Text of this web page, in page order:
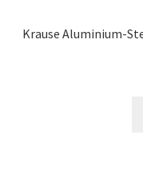
Krause Aluminium-